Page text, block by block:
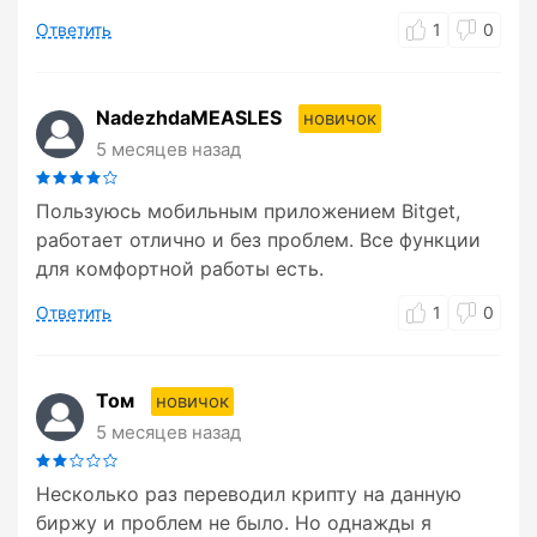
Ответить 1 0
NadezhdaMEASLES
новичок
5 месяцев назад
Пользуюсь мобильным приложением Bitget,
работает отлично и без проблем. Все функции
для комфортной работы есть.
Ответить 1 0
Том
новичок
5 месяцев назад
Несколько раз переводил крипту на данную
биржу и проблем не было. Но однажды я